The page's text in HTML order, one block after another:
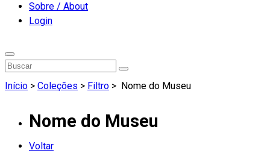
Sobre / About
Login
Início > Coleções > Filtro > Nome do Museu
Nome do Museu
Voltar